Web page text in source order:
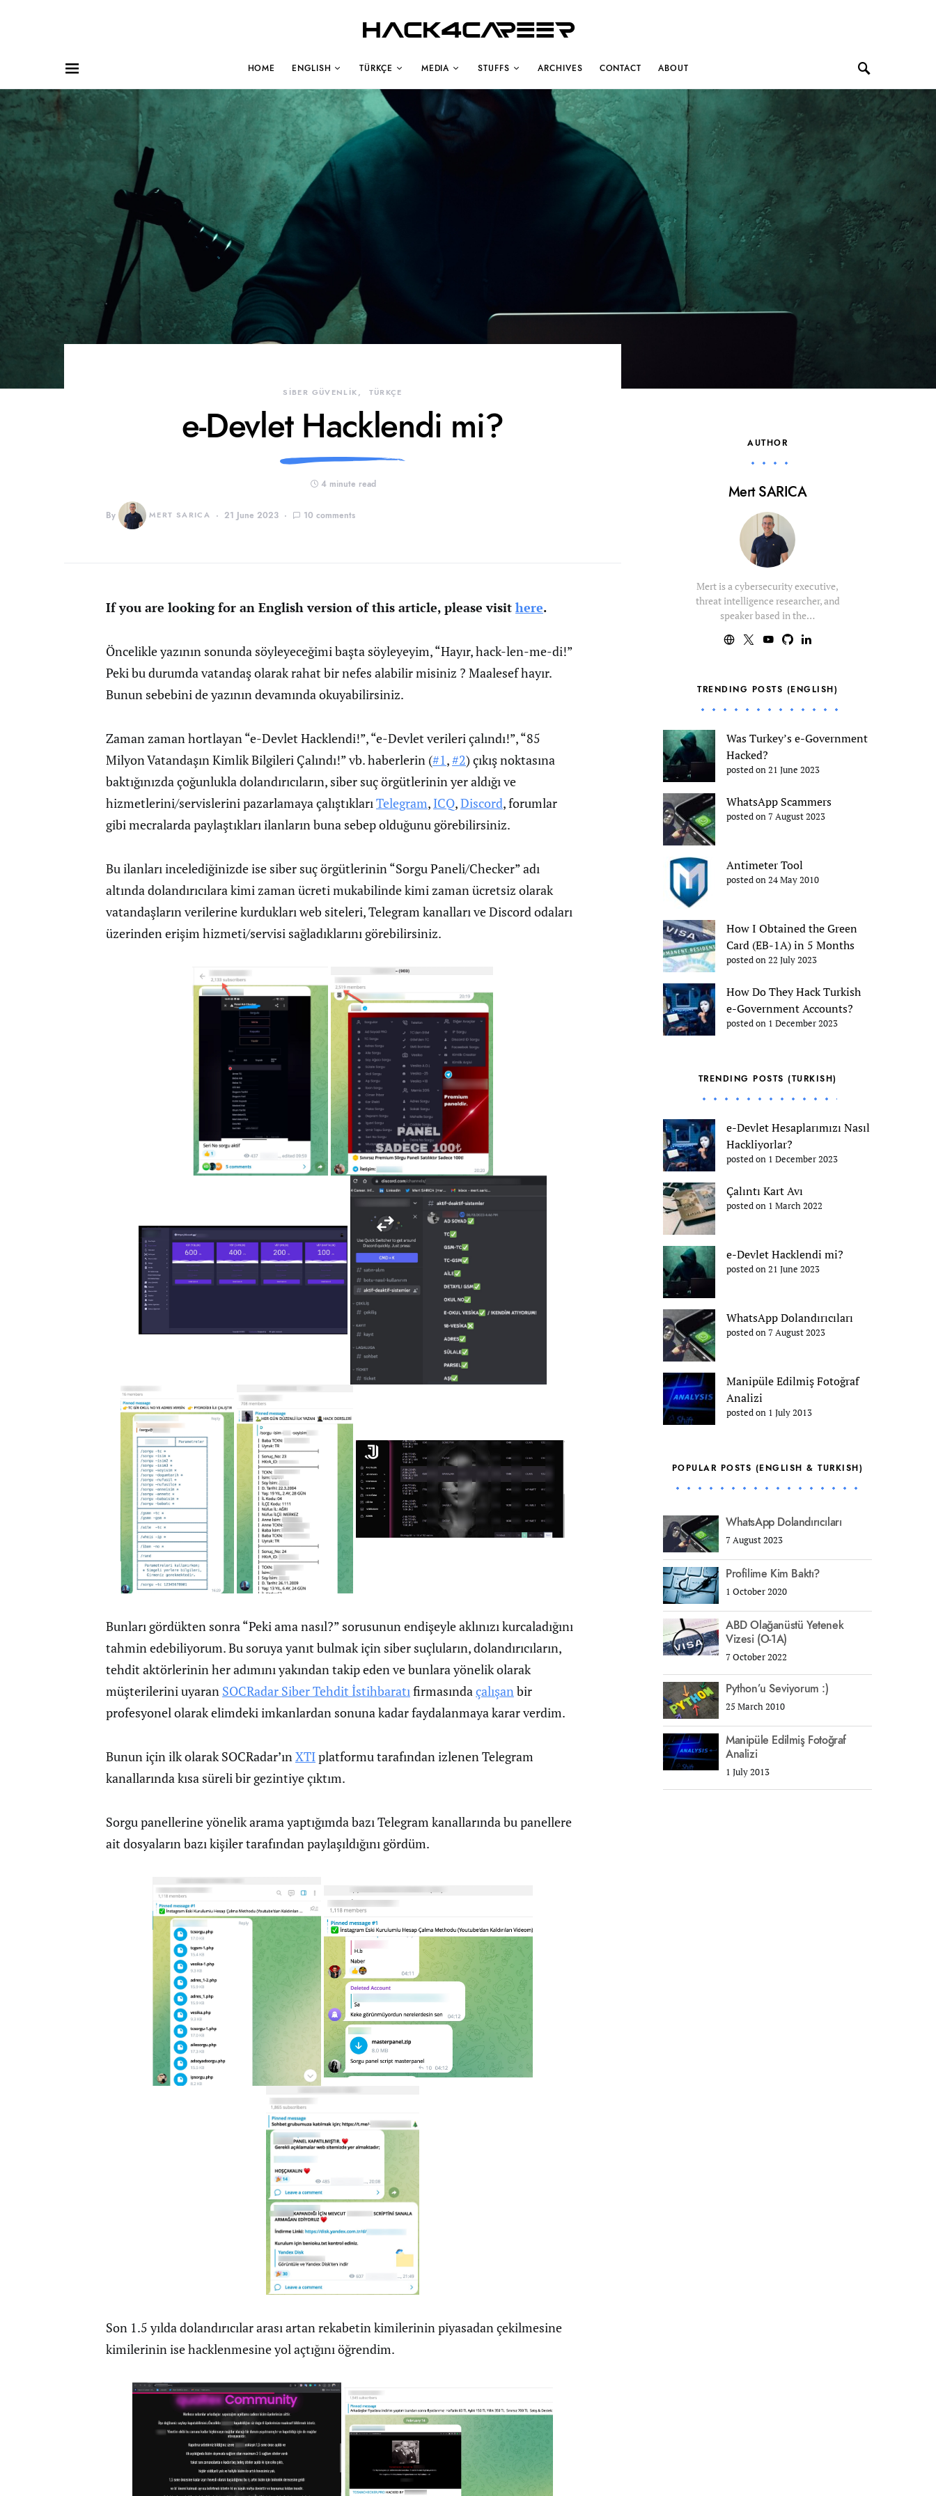
Hack4Career
HOME ENGLISH TÜRKÇE MEDIA STUFFS ARCHIVES CONTACT ABOUT
SİBER GÜVENLİK TÜRKÇE
e-Devlet Hacklendi mi?
4 minute read
By MERT SARICA 21 June 2023 10 comments
If you are looking for an English version of this article, please visit here.
Öncelikle yazının sonunda söyleyeceğimi başta söyleyeyim, “Hayır, hack-len-me-di!”
Peki bu durumda vatandaş olarak rahat bir nefes alabilir misiniz ? Maalesef hayır.
Bunun sebebini de yazının devamında okuyabilirsiniz.
Zaman zaman hortlayan “e-Devlet Hacklendi!”, “e-Devlet verileri çalındı!”, “85
Milyon Vatandaşın Kimlik Bilgileri Çalındı!” vb. haberlerin (#1,#2) çıkış noktasına
baktığınızda çoğunlukla dolandırıcıların, siber suç örgütlerinin yer aldığı ve
hizmetlerini/servislerini pazarlamaya çalıştıklarıTelegram, ICQ,Discord, forumlar
gibi mecralarda paylaştıkları ilanların buna sebep olduğunu görebilirsiniz.
Bu ilanları incelediğinizde ise siber suç örgütlerinin “Sorgu Paneli/Checker” adı
altında dolandırıcılara kimi zaman ücreti mukabilinde kimi zaman ücretsiz olarak
vatandaşların verilerine kurdukları web siteleri, Telegram kanalları ve Discord odaları
üzerinden erişim hizmeti/servisi sağladıklarını görebilirsiniz.
Bunları gördükten sonra “Peki ama nasıl?” sorusunun endişeyle aklınızı kurcaladığını
tahmin edebiliyorum. Bu soruya yanıt bulmak için siber suçluların, dolandırıcıların,
tehdit aktörlerinin her adımını yakından takip eden ve bunlara yönelik olarak
müşterilerini uyaran SOCRadar Siber Tehdit İstihbaratıfirmasındaçalışanbir
profesyonel olarak elimdeki imkanlardan sonuna kadar faydalanmaya karar verdim.
Bunun için ilk olarak SOCRadar’ınXTIplatformu tarafından izlenen Telegram
kanallarında kısa süreli bir gezintiye çıktım.
Sorgu panellerine yönelik arama yaptığımda bazı Telegram kanallarında bu panellere
ait dosyaların bazı kişiler tarafından paylaşıldığını gördüm.
Son 1.5 yılda dolandırıcılar arası artan rekabetin kimilerinin piyasadan çekilmesine
kimilerinin ise hacklenmesine yol açtığını öğrendim.
AUTHOR
Mert SARICA
Mert is a cybersecurity executive,
threat intelligence researcher, and
speaker based in the…
TRENDING POSTS (ENGLISH)
Was Turkey’s e-Government
Hacked?
posted on 21 June 2023
WhatsApp Scammers
posted on 7 August 2023
Antimeter Tool
posted on 24 May 2010
How I Obtained the Green
Card (EB-1A) in 5 Months
posted on 22 July 2023
How Do They Hack Turkish
e-Government Accounts?
posted on 1 December 2023
TRENDING POSTS (TURKISH)
e-Devlet Hesaplarımızı Nasıl
Hackliyorlar?
posted on 1 December 2023
Çalıntı Kart Avı
posted on 1 March 2022
e-Devlet Hacklendi mi?
posted on 21 June 2023
WhatsApp Dolandırıcıları
posted on 7 August 2023
Manipüle Edilmiş Fotoğraf
Analizi
posted on 1 July 2013
POPULAR POSTS (ENGLISH & TURKISH)
WhatsApp Dolandırıcıları
7 August 2023
Profilime Kim Baktı?
1 October 2020
ABD Olağanüstü Yetenek
Vizesi (O-1A)
7 October 2022
Python’u Seviyorum :)
25 March 2010
Manipüle Edilmiş Fotoğraf
Analizi
1 July 2013